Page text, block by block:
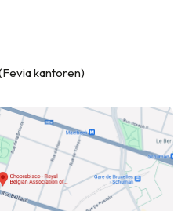
kantoren)